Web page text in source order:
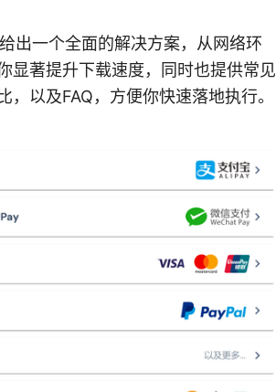
出一个全面的解决方案，从网络环
显著提升下载速度，同时也提供常见
以及FAQ，方便你快速落地执行。